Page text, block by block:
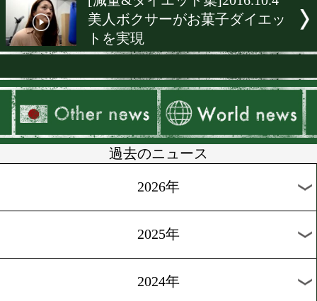
ピリ辛アジアン料理を食べ
量しよう
減量の秘訣はストレス解消
褒美”
[減量&ダイエット集
めよう!
[減量&ダイエット集
手軽で美味い!減量用ハロ
プリン